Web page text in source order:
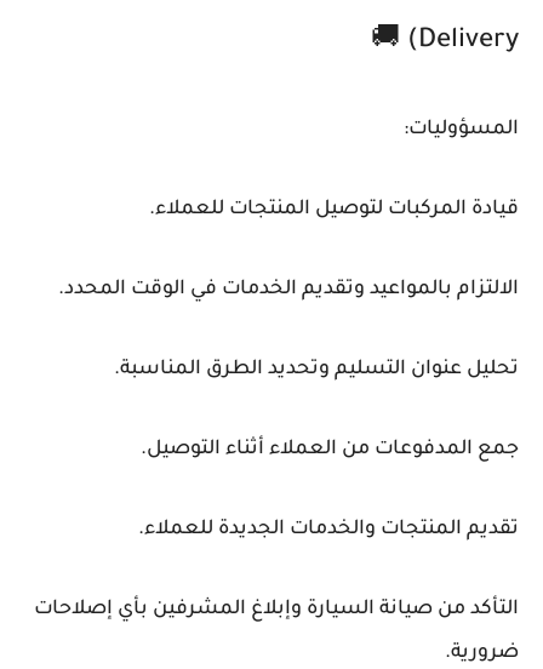
Delivery) 🚚
المسؤوليات:
قيادة المركبات لتوصيل المنتجات للعملاء.
الالتزام بالمواعيد وتقديم الخدمات في الوقت المحدد.
تحليل عنوان التسليم وتحديد الطرق المناسبة.
جمع المدفوعات من العملاء أثناء التوصيل.
تقديم المنتجات والخدمات الجديدة للعملاء.
التأكد من صيانة السيارة وإبلاغ المشرفين بأي إصلاحات
ضرورية.